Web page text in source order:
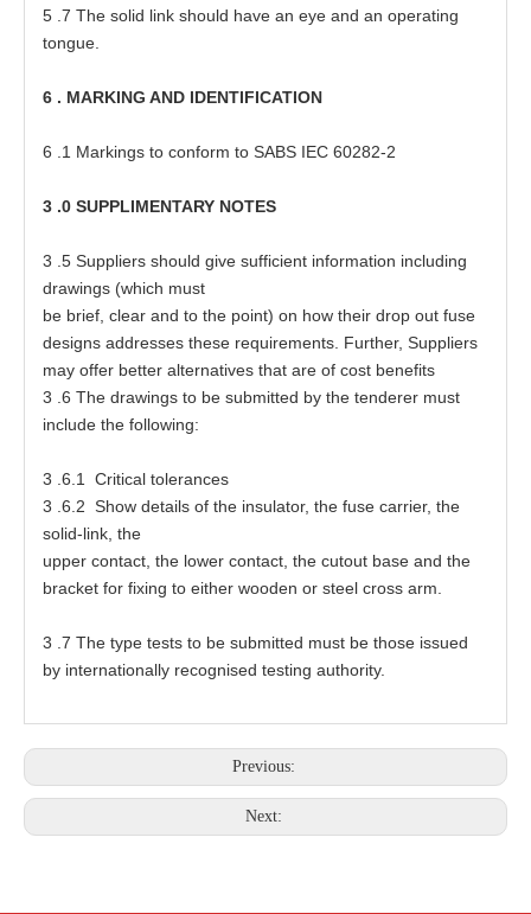
5 .7 The solid link should have an eye and an operating
tongue
6 . MARKING AND IDENTIFICATION
6 .1 Markings to conform to SABS IEC 60282-2
3 .0 SUPPLIMENTARY NOTES
3 .5 Suppliers should give sufficient information including
drawings (which must
be brief, clear and to the point) on how their drop out fuse
designs addresses these requirements. Further, Suppliers
may offer better alternatives that are of cost benefits
3 .6 The drawings to be submitted by the tenderer must
include the following:
3 .6.1 Critical tolerances
3 .6.2 Show details of the insulator, the fuse carrier, the
solid-link, the
upper contact, the lower contact the cutout base and the
bracket for fixing to either wooden or steel cross arm.
3 .7 The type tests to be submitted must be those issued
by internationally recognised testing authority.
Previous:
Next: